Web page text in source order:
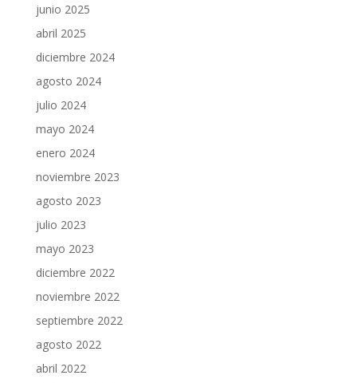
junio 2025
abril 2025
diciembre 2024
agosto 2024
julio 2024
mayo 2024
enero 2024
noviembre 2023
agosto 2023
julio 2023
mayo 2023
diciembre 2022
noviembre 2022
septiembre 2022
agosto 2022
abril 2022